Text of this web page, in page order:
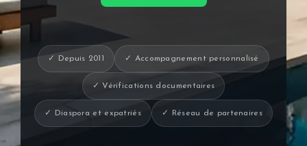
✓ Depuis 2011 ✓ Accompagnement personnalisé
✓ Vérifications documentaires
✓ Diaspora et expatriés ✓ Réseau de partenaires